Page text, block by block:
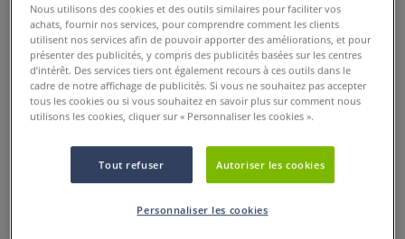
Pipette compte-gouttes de
Nous utilisons des cookies et des outils similaires pour faciliter vos
achats, fournir nos services, pour comprendre comment les clients
utilisent nos services afin de pouvoir apporter des améliorations, et pour
présenter des publicités, y compris des publicités basées sur les centres
d’intérêt. Des services tiers ont également recours à ces outils dans le
cadre de notre affichage de publicités. Si vous ne souhaitez pas accepter
tous les cookies ou si vous souhaitez en savoir plus sur comment nous
utilisons les cookies, cliquer sur « Personnaliser les cookies ».
Tout refuser Autoriser les cookies
Personnaliser les cookies